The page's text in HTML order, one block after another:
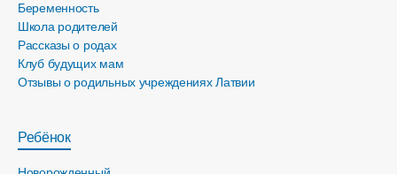
Беременность
Школа родителей
Рассказы о родах
Клуб будущих мам
Отзывы о родильных учреждениях Латвии
Ребёнок